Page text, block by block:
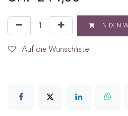
IN DEN
Auf die Wunschliste